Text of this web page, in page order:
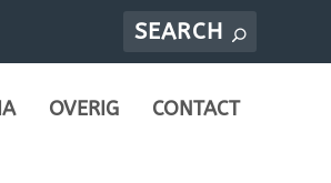
OVERIG CONTACT